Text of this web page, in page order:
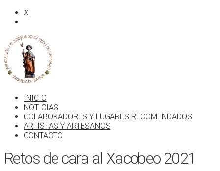
X
INICIO
NOTICIAS
COLABORADORES Y LUGARES RECOMENDADOS
ARTISTAS Y ARTESANOS
CONTACTO
Retos de cara al Xacobeo 2021